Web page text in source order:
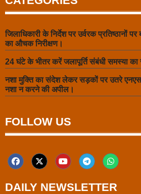
जिलाधिकारी के निर्देश पर उर्वरक प्रतिष्ठानों
का औचक निरीक्षण।
24 घंटे के भीतर करें जलापूर्ति संबंधी समस्या का
नशा मुक्ति का संदेश लेकर सड़कों पर उतरे
नशा न करने की अपील।
FOLLOW US
DAILY NEWSLETTER